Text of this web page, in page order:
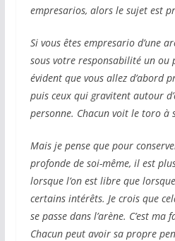
empresarios, alors le sujet est
Si vous êtes empresario d’une
sous votre responsabilité un ou
évident que vous allez d’abord
puis ceux qui gravitent autour
personne. Chacun voit le toro à
Mais je pense que pour
profonde de soi-même, il est
lorsque l’on est libre que
certains intérêts. Je crois que
se passe dans l’arène. C’est ma
Chacun peut avoir sa propre